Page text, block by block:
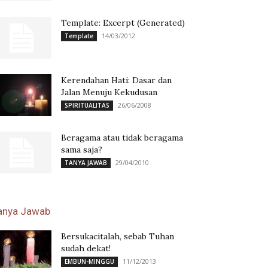
Template: Excerpt (Generated)
Template 14/03/2012
Kerendahan Hati: Dasar dan
Jalan Menuju Kekudusan
SPIRITUALITAS 26/06/2008
Beragama atau tidak beragama
sama saja?
TANYA JAWAB 29/04/2010
Jawab
Bersukacitalah, sebab Tuhan
sudah dekat!
EMBUN-MINGGU 11/12/2013